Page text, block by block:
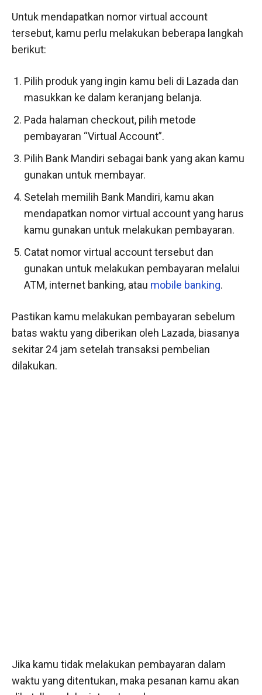
Untuk mendapatkan nomor virtual account
tersebut, kamu perlu melakukan beberapa langkah
berikut:
Pilih produk yang ingin kamu beli di Lazada dan
masukkan ke dalam keranjang belanja.
Pada halaman checkout, pilih metode
pembayaran “Virtual Account”.
Pilih Bank Mandiri sebagai bank yang akan kamu
gunakan untuk membayar.
Setelah memilih Bank Mandiri, kamu akan
mendapatkan nomor virtual account yang harus
kamu gunakan untuk melakukan pembayaran.
Catat nomor virtual account tersebut dan
gunakan untuk melakukan pembayaran melalui
ATM, internet banking, atau mobile banking.
Pastikan kamu melakukan pembayaran sebelum
batas waktu yang diberikan oleh Lazada, biasanya
sekitar 24 jam setelah transaksi pembelian
dilakukan.
Jika kamu tidak melakukan pembayaran dalam
waktu yang ditentukan, maka pesanan kamu akan